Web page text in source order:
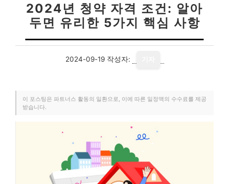
2024년 청약 자격 조건: 알아
두면 유리한 5가지 핵심 사항
2024-09-19 작성자:
이 포스팅은 파트너스 활동의 일환으로, 이에 따른 일정액의 수수료를 제공
받습니다.